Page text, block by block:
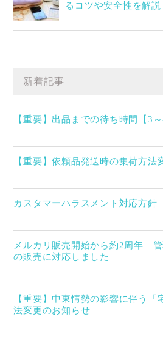
るコツや安全性を解説
新着記事
【重要】出品までの待ち時間【3～
【重要】依頼品発送時の集荷方法
カスタマーハラスメント対応方針
メルカリ販売開始から約2周年｜
の販売に対応しました
【重要】中東情勢の影響に伴う「
法変更のお知らせ